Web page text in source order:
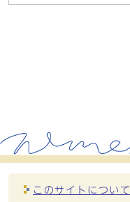
このサイトについて